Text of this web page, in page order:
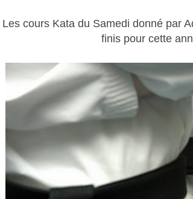
Les cours Kata du Samedi donné par
finis pour cette